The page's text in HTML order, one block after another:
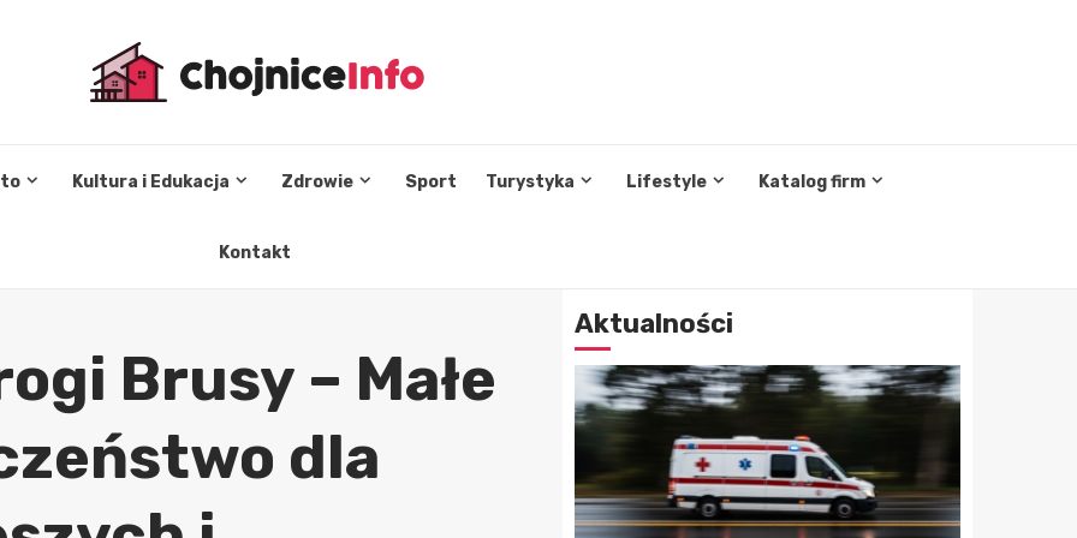
Kultura i Edukacja Zdrowie Sport Turystyka Lifestyle Katalog firm
Kontakt
Brusy – Małe
dla
Aktualności